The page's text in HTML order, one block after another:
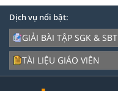
Dịch vụ nổi bật:
GIẢI BÀI TẬP SGK & SBT
TÀI LIỆU GIÁO VIÊN